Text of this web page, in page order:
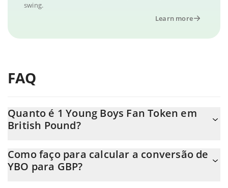
swing.
Learn more
FAQ
Quanto é 1 Young Boys Fan Token em
British Pound?
mudança.
Como faço para calcular a conversão de
YBO para GBP?